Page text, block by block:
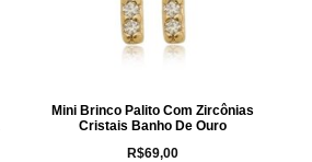
Mini Brinco Palito Com Zircônias
Cristais Banho De Ouro
R$69,00